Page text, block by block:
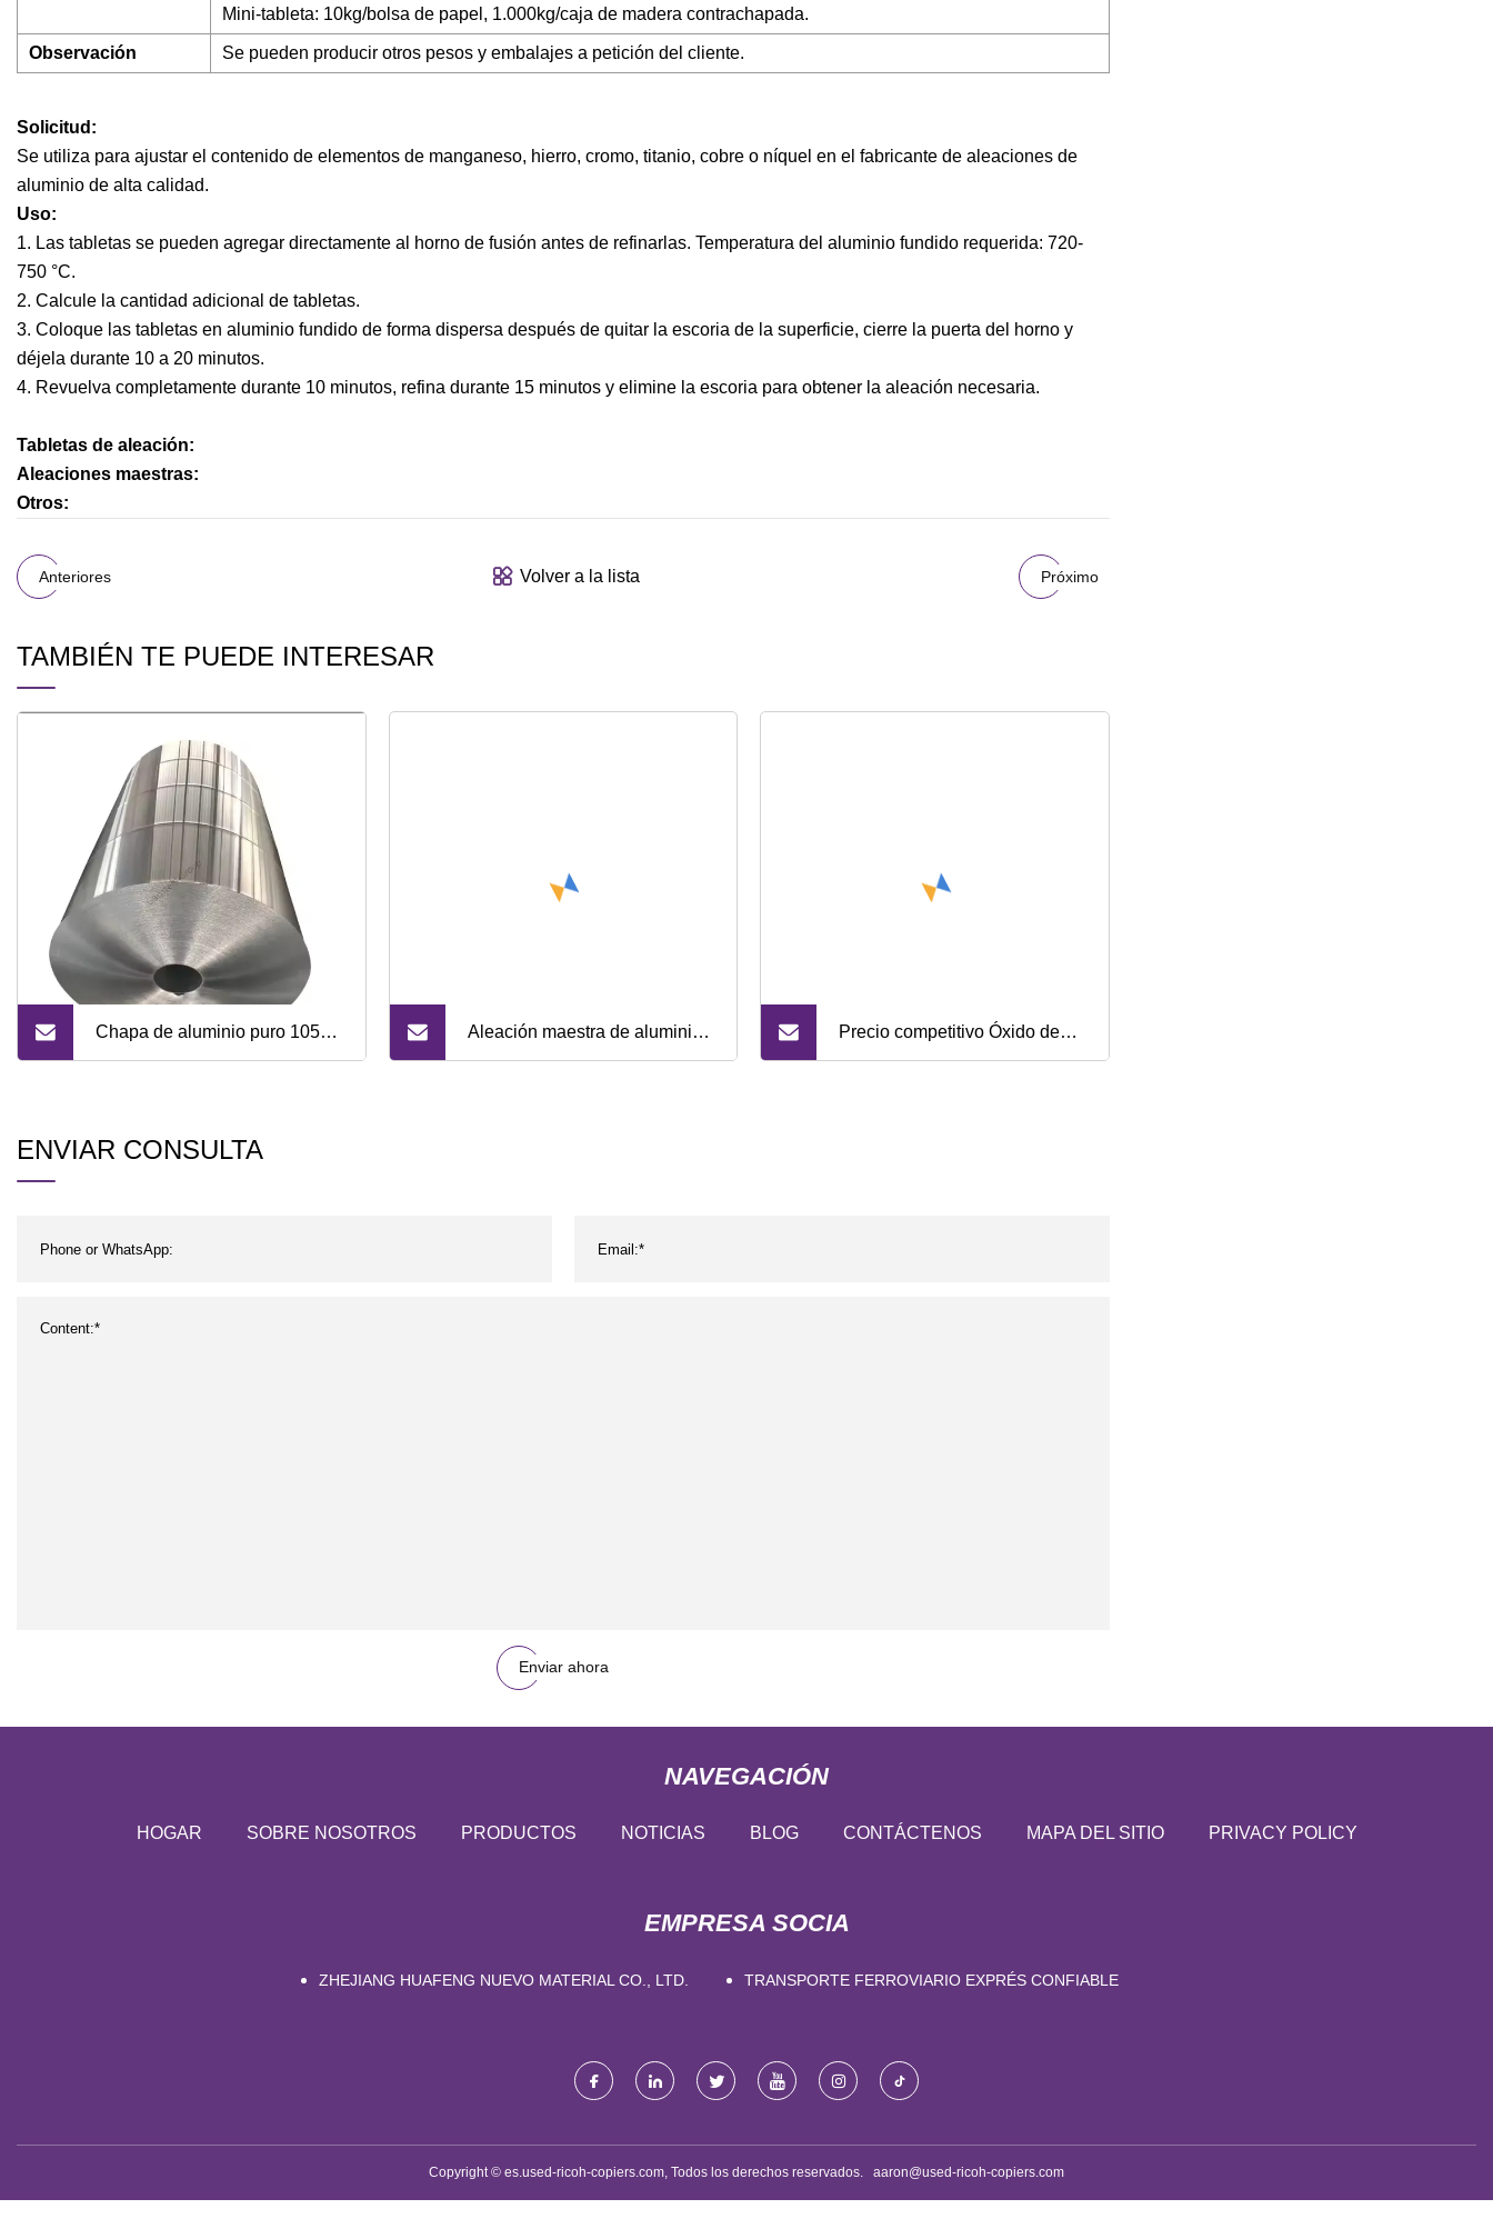
Mini-tableta: 10kg/bolsa de papel, 1.000kg/caja de madera contrachapada.
Observación Se pueden producir otros pesos y embalajes a petición del cliente.
Solicitud:
Se utiliza para ajustar el contenido de elementos de manganeso, hierro, cromo, titanio, cobre o níquel en el fabricante de aleaciones de
aluminio de alta calidad.
Uso:
1. Las tabletas se pueden agregar directamente al horno de fusión antes de refinarlas. Temperatura del aluminio fundido requerida: 720-
750 °C.
2. Calcule la cantidad adicional de tabletas.
3. Coloque las tabletas en aluminio fundido de forma dispersa después de quitar la escoria de la superficie, cierre la puerta del horno y
déjela durante 10 a 20 minutos.
4. Revuelva completamente durante 10 minutos, refina durante 15 minutos y elimine la escoria para obtener la aleación necesaria.
Tabletas de aleación:
Aleaciones maestras:
Otros:
Anteriores Volver a la lista Próximo
TAMBIÉN TE PUEDE INTERESAR
Chapa de aluminio puro 1050 Aleación maestra de aluminio Precio competitivo Óxido de
ENVIAR CONSULTA
Enviar ahora
NAVEGACIÓN
HOGAR SOBRE NOSOTROS PRODUCTOS NOTICIAS BLOG CONTÁCTENOS MAPA DEL SITIO PRIVACY POLICY
EMPRESA SOCIA
ZHEJIANG HUAFENG NUEVO MATERIAL CO., LTD. TRANSPORTE FERROVIARIO EXPRÉS CONFIABLE
Copyright © es.used-ricoh-copiers.com, Todos los derechos reservados. aaron@used-ricoh-copiers.com